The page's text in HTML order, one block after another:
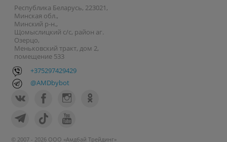
Республика Беларусь, 223021,
Минская обл.,
Минский р-н.,
Щомыслицкий с/с, район аг.
Озерцо,
Меньковский тракт, дом 2,
помещение 533
+375297429429
@AMDbybot
© 2007 - 2026 ООО «Амдбай Трейдинг»